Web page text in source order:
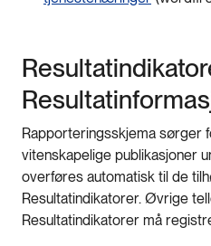
Rapporteringsskjema sørger
vitenskapelige publikasjoner
overføres automatisk til de
Resultatindikatorer. Øvrige
Resultatindikatorer må